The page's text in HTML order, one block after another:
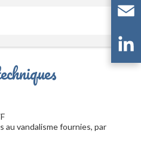
au vandalisme fournies, par